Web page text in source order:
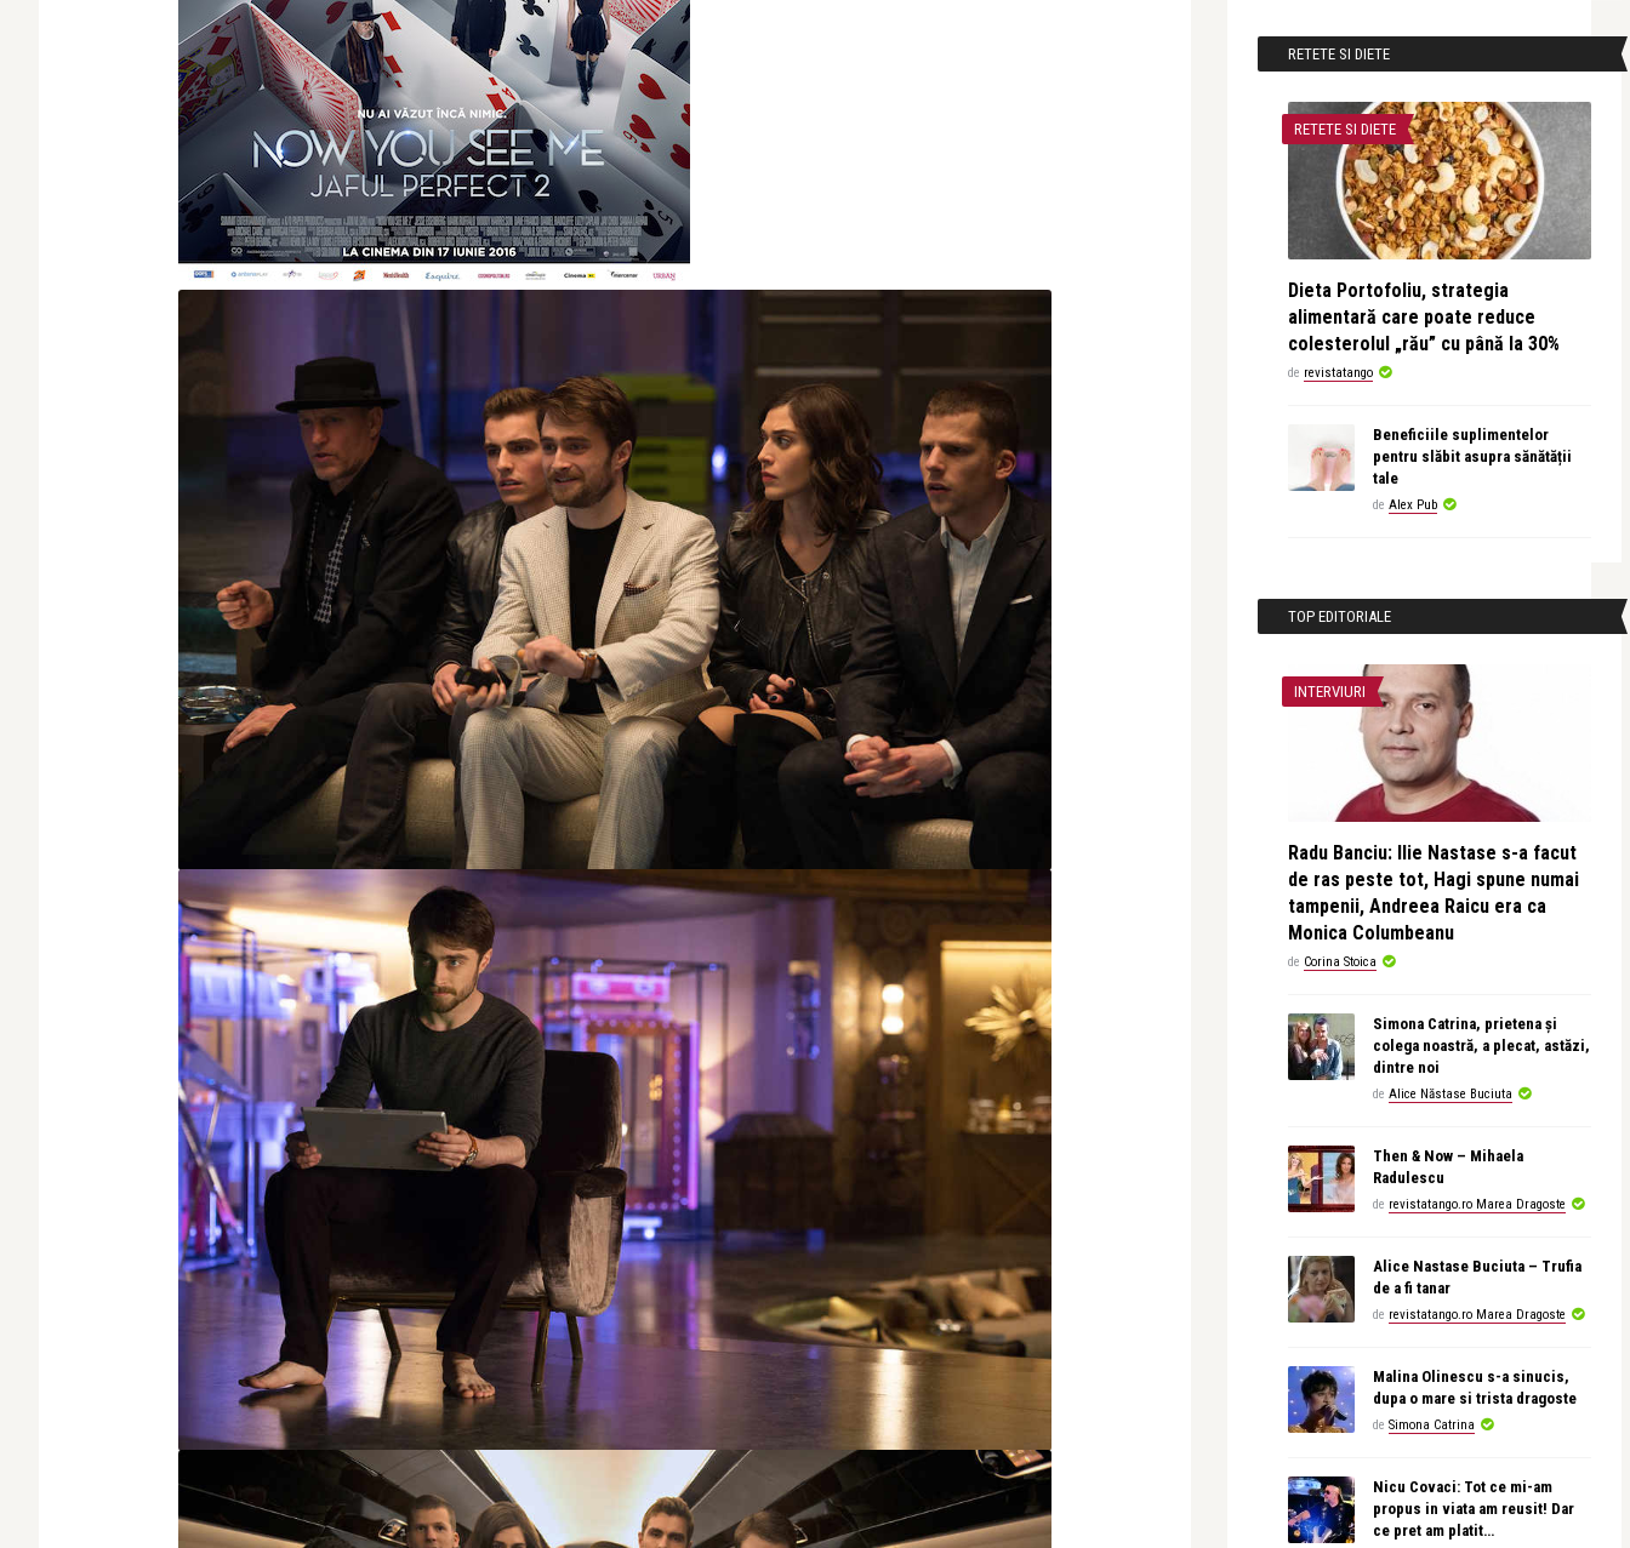
RETETE SI DIETE
RETETE SI DIETE
Dieta Portofoliu, strategia
alimentară care poate reduce
colesterolul „rău” cu până la 30%
de revistatango
Beneficiile suplimentelor
pentru slăbit asupra sănătății
tale
de Alex Pub
TOP EDITORIALE
INTERVIURI
Radu Banciu: Ilie Nastase s-a facut
de ras peste tot, Hagi spune numai
tampenii, Andreea Raicu era ca
Monica Columbeanu
de Corina Stoica
Simona Catrina, prietena și
colega noastră, a plecat, astăzi,
dintre noi
de Alice Năstase Buciuta
Then & Now – Mihaela
Radulescu
de revistatango.ro Marea Dragoste
Alice Nastase Buciuta – Trufia
de a fi tanar
de revistatango.ro Marea Dragoste
Malina Olinescu s-a sinucis,
dupa o mare si trista dragoste
de Simona Catrina
Nicu Covaci: Tot ce mi-am
propus in viata am reusit! Dar
ce pret am platit…